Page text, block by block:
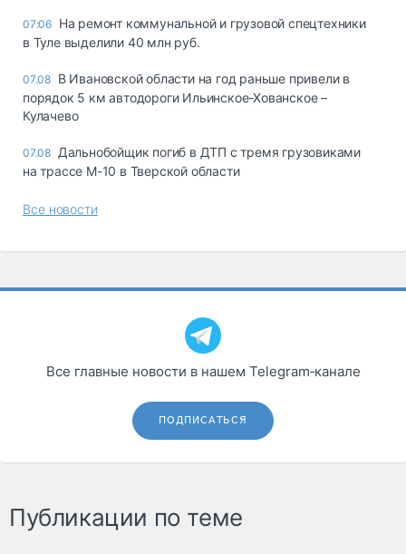
07:06 На ремонт коммунальной и грузовой спецтехники
в Туле выделили 40 млн руб.
07.08 В Ивановской области на год раньше привели в
порядок 5 км автодороги Ильинское-Хованское –
Кулачево
07.08 Дальнобойщик погиб в ДТП с тремя грузовиками
на трассе М-10 в Тверской области
Все новости
Все главные новости в нашем Telegram‑канале
ПОДПИСАТЬСЯ
Публикации по теме